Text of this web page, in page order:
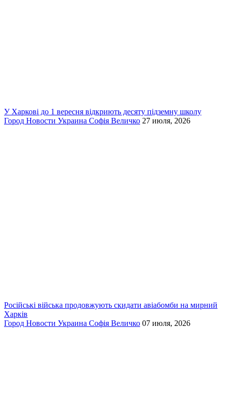
У Харкові до 1 вересня відкриють десяту підземну школу
Город Новости Украина Софія Величко 27 июля, 2026
Російські війська продовжують скидати авіабомби на мирний
Харків
Город Новости Украина Софія Величко 07 июля, 2026